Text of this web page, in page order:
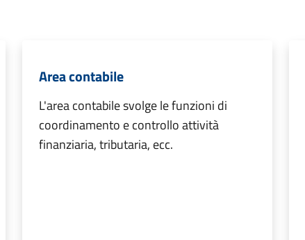
Area contabile
L'area contabile svolge le funzioni di
coordinamento e controllo attività
finanziaria, tributaria, ecc.